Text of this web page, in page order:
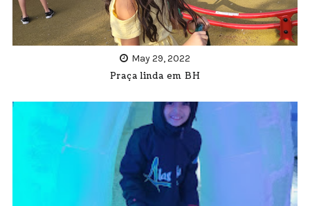
May 29, 2022
Praça linda em BH